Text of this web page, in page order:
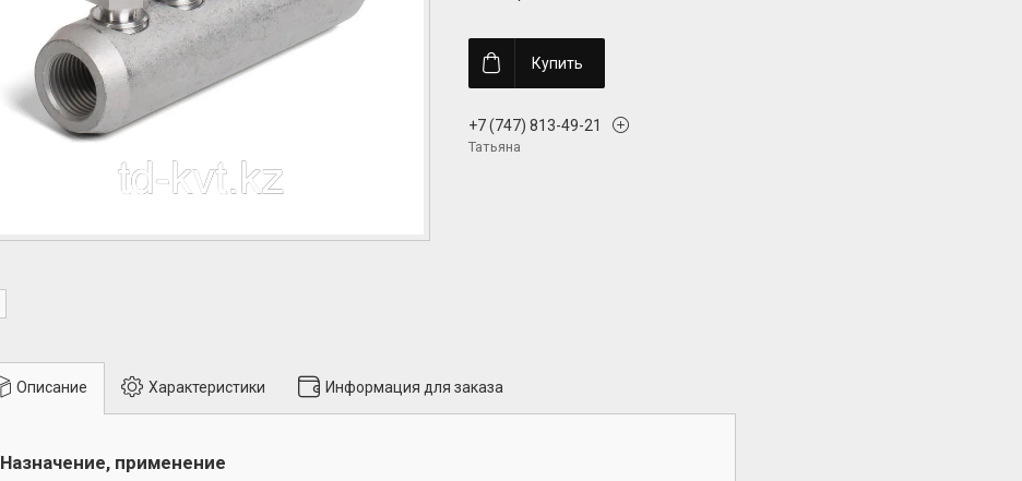
Купить
+7 (747) 813-49-21
Татьяна
Описание Характеристики Информация для заказа
Назначение, применение